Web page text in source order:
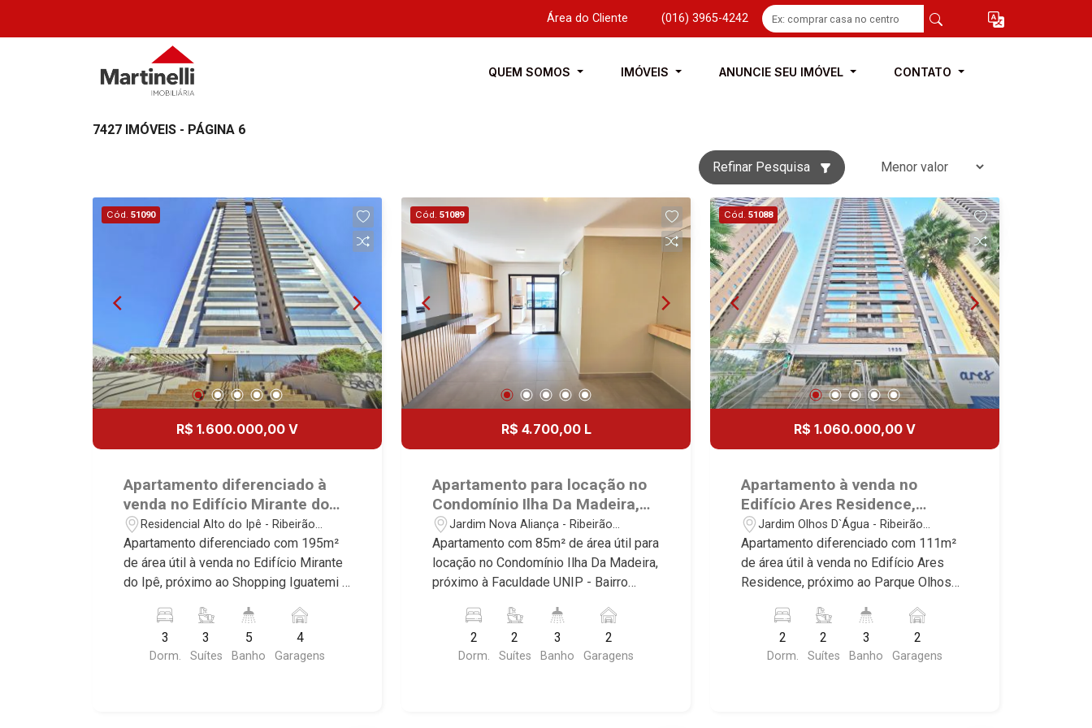
Área do Cliente (016) 3965-4242
QUEM SOMOS IMÓVEIS ANUNCIE SEU IMÓVEL CONTATO
7427 IMÓVEIS - PÁGINA 6
Refinar Pesquisa
Cód. 51090
R$ 1.600.000,00 V
Apartamento diferenciado à
venda no Edifício Mirante do
Ipê, próximo ao Shopping
Iguatemi - Ribeirão Preto/SP.
Residencial Alto do Ipê - Ribeirão
Preto/SP
Apartamento diferenciado com 195m²
de área útil à venda no Edifício Mirante
do Ipê, próximo ao Shopping Iguatemi -
Preto/SP. Conheça as características
deste imóvel que a Martinelli
Imobiliária selecionou para você: -
3
Dorm.
3
Suítes
5
Banho
4
Garagens
Cód. 51089
R$ 4.700,00 L
Apartamento para locação no
Condomínio Ilha Da Madeira,
próximo à Faculdade UNIP -
Ribeirão Preto/SP.
Jardim Nova Aliança - Ribeirão
Preto/SP
Apartamento com 85m² de área útil para
locação no Condomínio Ilha Da Madeira,
próximo à Faculdade UNIP - Bairro
Conheça as características deste
imóvel que a Martinelli Imobiliária
selecionou para você: - 85m² de área
2
Dorm.
2
Suítes
3
Banho
2
Garagens
Cód. 51088
R$ 1.060.000,00 V
Apartamento à venda no
Edifício Ares Residence,
próximo ao Parque Olhos
D`água - Ribeirão Preto/SP.
Jardim Olhos D`Água - Ribeirão
Preto/SP
Apartamento diferenciado com 111m²
de área útil à venda no Edifício Ares
Residence, próximo ao Parque Olhos
Ribeirão Preto/SP. Conheça as
características deste imóvel que a
Martinelli Imobiliária selecionou para
2
Dorm.
2
Suítes
3
Banho
2
Garagens